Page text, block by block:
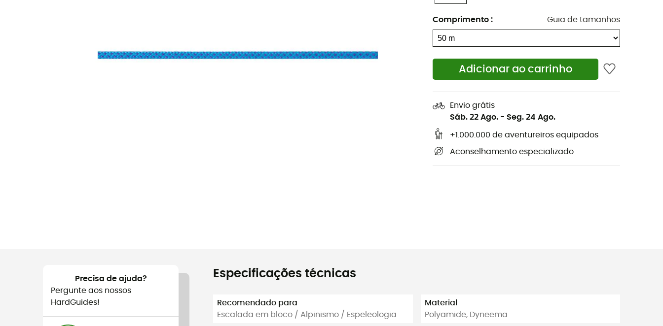
Comprimento : Guia de tamanhos
Adicionar ao carrinho
Envio grátis
Sáb. 22 Ago. - Seg. 24 Ago.
+1.000.000 de aventureiros equipados
Aconselhamento especializado
Precisa de ajuda?
Pergunte aos nossos
HardGuides!
Especificações técnicas
Recomendado para
Escalada em bloco / Alpinismo / Espeleologia
Material
Polyamide, Dyneema